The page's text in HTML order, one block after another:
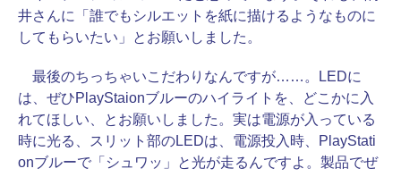
井さんに「誰でもシルエットを紙に描けるようなものに
してもらいたい」とお願いしました。
最後のちっちゃいこだわりなんですが……。LEDに
は、ぜひPlayStaionブルーのハイライトを、どこかに入
れてほしい、とお願いしました。実は電源が入っている
時に光る、スリット部のLEDは、電源投入時、PlayStati
onブルーで「シュワッ」と光が走るんですよ。製品でぜ